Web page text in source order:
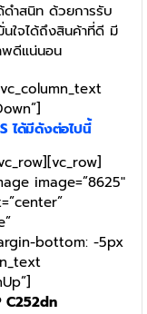
ำสนิท ด้วยการรับ
ใจได้ถึงสินค้าที่ดี มี
พดีแน่นอน
ได้มีดังต่อไปนี้
image=”8625″
bottom: -5px
C252dn